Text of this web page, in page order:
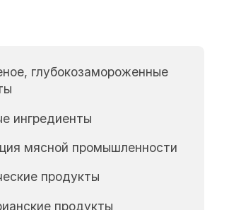
глубокозамороженные
ингредиенты
мясной промышленности
продукты
продукты